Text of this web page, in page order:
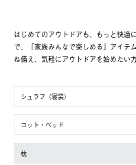
はじめてのアウトドアも、もっと快適
で、「家族みんなで楽しめる」アイテ
ね備え、気軽にアウトドアを始めたい
シュラフ（寝袋）
コット・ベッド
枕